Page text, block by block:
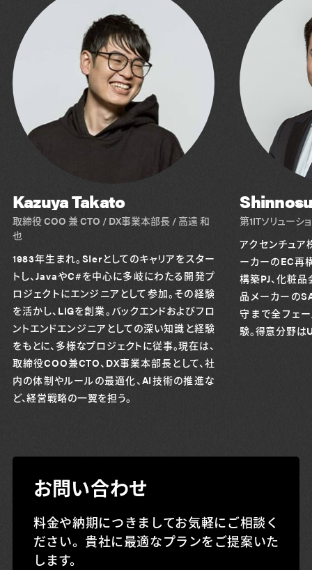
Kazuya Takato
取締役 COO 兼 CTO / DX事業本部長 / 高遠 和
也
1983年生まれ。SIerとしてのキャリアをスター
トし、JavaやC#を中心に多岐にわたる開発プ
ロジェクトにエンジニアとして参加。その経験
を活かし、LIGを創業。バックエンドおよびフロ
ントエンドエンジニアとしての深い知識と経験
をもとに、多様なプロジェクトに従事。現在は、
取締役COO兼CTO、DX事業本部長として、社
内の体制やルールの最適化、AI技術の推進な
ど、経営戦略の一翼を担う。
第1ITソリューシ
アクセンチュア
ーカーのEC再
構築PJ、化粧
品メーカーの
守まで全フェ
験。得意分野は
お問い合わせ
料金や納期につきましてお気軽にご相談く
ださい。 貴社に最適なプランをご提案いた
します。